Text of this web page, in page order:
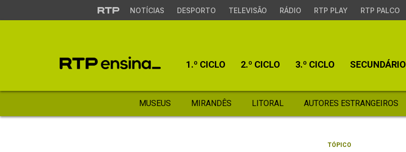
NOTÍCIAS DESPORTO TELEVISÃO RÁDIO RTP PLAY RTP PALCO
1.º CICLO 2.º CICLO 3.º CICLO SECUNDÁRIO
MUSEUS MIRANDÊS LITORAL AUTORES ESTRANGEIROS
TÓPICO